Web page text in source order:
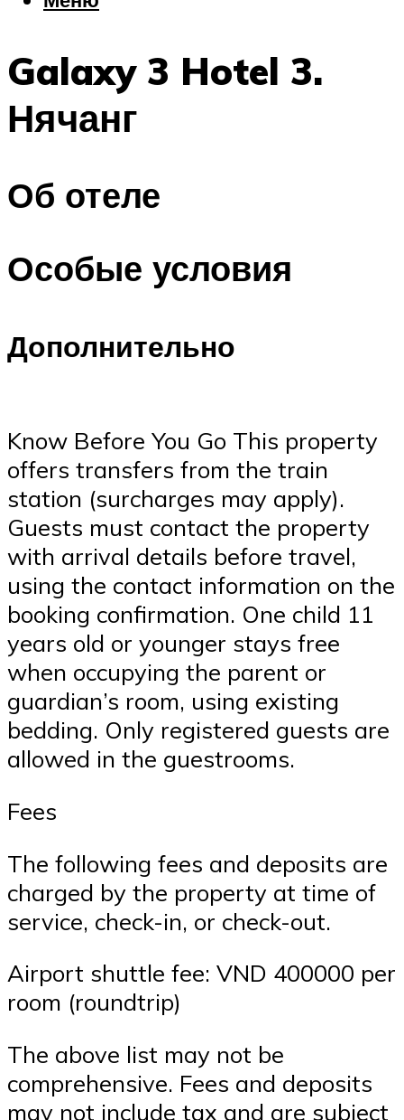
Шоппинг
Что посетить
Galaxy 3 Hotel 3.
Нячанг
Об отеле
Особые условия
Дополнительно
Know Before You Go This property
offers transfers from the train
station (surcharges may apply).
Guests must contact the property
with arrival details before travel,
using the contact information on the
booking confirmation. One child 11
years old or younger stays free
when occupying the parent or
guardian’s room, using existing
bedding. Only registered guests are
allowed in the guestrooms.
Fees
The following fees and deposits are
charged by the property at time of
service, check-in, or check-out.
Airport shuttle fee: VND 400000 per
room (roundtrip)
The above list may not be
comprehensive. Fees and deposits
may not include tax and are subject